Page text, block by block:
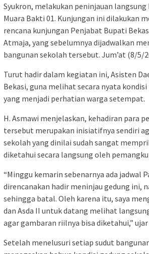
Syukron, melakukan peninjauan langsung
Muara Bakti 01. Kunjungan ini dilakukan
rencana kunjungan Penjabat Bupati
Atmaja, yang sebelumnya dijadwalkan
bangunan sekolah tersebut. Jum’at (8/5/
Turut hadir dalam kegiatan ini, Asisten
Bekasi, guna melihat secara nyata
yang menjadi perhatian warga setempat.
H. Asmawi menjelaskan, kehadiran para
tersebut merupakan inisiatifnya sendiri
sekolah yang dinilai sudah sangat
diketahui secara langsung oleh
“Minggu kemarin sebenarnya ada jadwal
direncanakan hadir meninjau gedung ini,
sehingga batal. Oleh karena itu, saya
dan Asda II untuk datang melihat
agar gambaran riilnya bisa diketahui,” ujar
Setelah menelusuri setiap sudut